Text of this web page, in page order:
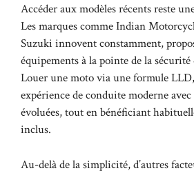
Accéder aux modèles récents reste
Les marques comme Indian
Suzuki innovent constamment,
équipements à la pointe de la sécurité
Louer une moto via une formule LLD,
expérience de conduite moderne
évoluées, tout en bénéficiant
inclus.
Au-delà de la simplicité, d’autres